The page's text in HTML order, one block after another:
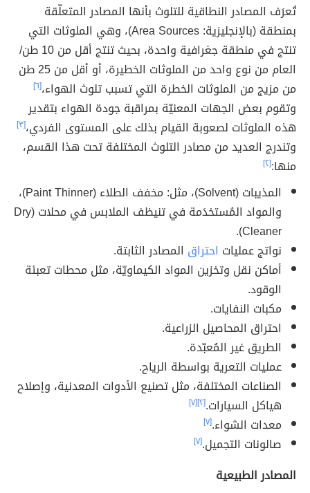
تُعرَف المصادر النطاقية للتلوث بأنها المصادر المتعلّقة
بمنطقة (بالإنجليزية: Area Sources)، وهي الملوثات التي
تنتج في منطقة جغرافية واحدة، بحيث تنتج أقل من 10 طن/
العام من نوع واحد من الملوثات الخطيرة، أو أقل من 25 طن
من مزيج من الملوثات الخطرة التي تسبب تلوث الهواء،[٦]
وتقوم بعض الجهات المعنيّة بمراقبة جودة الهواء بتقدير
هذه الملوثات لصعوبة القيام بذلك على المستوى الفردي،[٣]
وتندرج العديد من مصادر التلوث المختلفة تحت هذا القسم،
منها:[٢]
المذيبات (Solvent)، مثل: مخفف الطلاء (Paint Thinner)،
والمواد المُستخدَمة في تنيظف الملابس في محلات (Dry
Cleaner).
نواتج عمليات احتراق المصادر الثابتة.
أماكن نقل وتخزين المواد الكيماويّة، مثل محطات تعبئة
الوقود.
مكبات النفايات.
احتراق المحاصيل الزراعية.
الطريق غير المُعبّدة.
عمليات التعرية بواسطة الرياح.
الصناعات المختلفة، مثل تصنيع الأدوات المعدنية، وإصلاح
هياكل السيارات.[٢] [٧]
معدات الشواء.[٧]
صالونات التجميل.[٧]
المصادر الطبيعية